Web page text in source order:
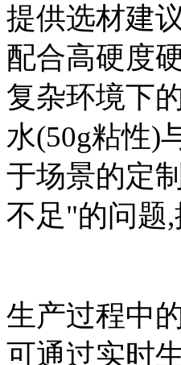
提供选材建
配合高硬度
复杂环境下
水(50g粘性)
于场景的定
不足"的问题
生产过程中
可通过实时